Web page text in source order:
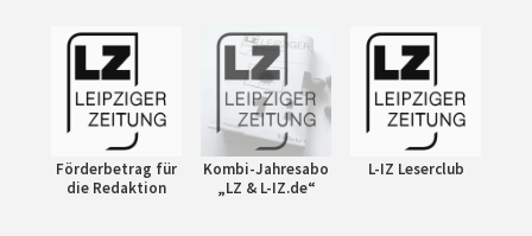
Förderbetrag für
die Redaktion
Kombi-Jahresabo
„LZ & L-IZ.de“
L-IZ Leserclub